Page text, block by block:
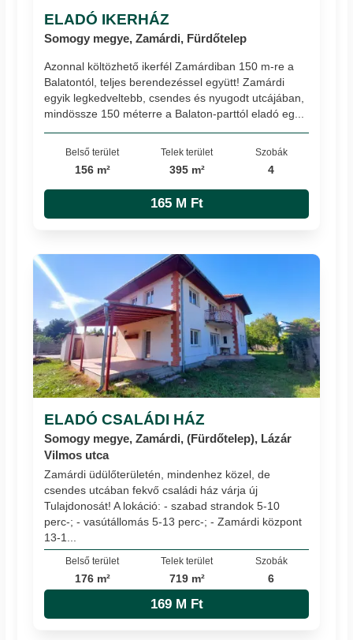
ELADÓ IKERHÁZ
Somogy megye, Zamárdi, Fürdőtelep
Azonnal költözhető ikerfél Zamárdiban 150 m-re a
Balatontól, teljes berendezéssel együtt! Zamárdi
egyik legkedveltebb, csendes és nyugodt utcájában,
mindössze 150 méterre a Balaton-parttól eladó eg...
Belső terület
156 m²
Telek terület
395 m²
Szobák
4
165 M Ft
ELADÓ CSALÁDI HÁZ
Somogy megye, Zamárdi, (Fürdőtelep), Lázár
Vilmos utca
Zamárdi üdülőterületén, mindenhez közel, de
csendes utcában fekvő családi ház várja új
Tulajdonosát! A lokáció: - szabad strandok 5-10
perc-; - vasútállomás 5-13 perc-; - Zamárdi központ
13-1...
Belső terület
176 m²
Telek terület
719 m²
Szobák
6
169 M Ft